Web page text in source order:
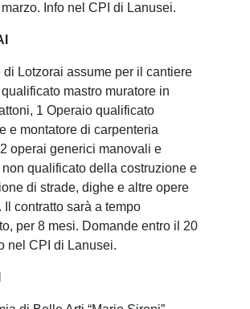
Info nel CPI di Lanusei.
di Lotzorai assume per il cantiere
mastro muratore in
1 Operaio qualificato
e montatore di carpenteria
operai generici manovali e
qualificato della costruzione e
di strade, dighe e altre opere
Il contratto sarà a tempo
per 8 mesi. Domande entro il 20
nel CPI di Lanusei.